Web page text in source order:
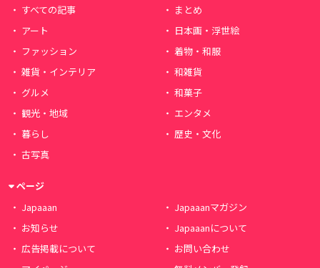
すべての記事
まとめ
アート
日本画・浮世絵
ファッション
着物・和服
雑貨・インテリア
和雑貨
グルメ
和菓子
観光・地域
エンタメ
暮らし
歴史・文化
古写真
ページ
Japaaan
Japaaanマガジン
お知らせ
Japaaanについて
広告掲載について
お問い合わせ